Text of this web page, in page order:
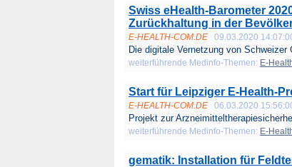
Swiss eHealth-Barometer
Zurückhaltung in der
E-HEALTH-COM.DE 09.03.2020
Die digitale Vernetzung von Schweizer
weiterführende Medinfo-Themen: E-
Start für Leipziger E-Health-
E-HEALTH-COM.DE 06.03.2020
Projekt zur
weiterführende Medinfo-Themen: E-
gematik: Installation für